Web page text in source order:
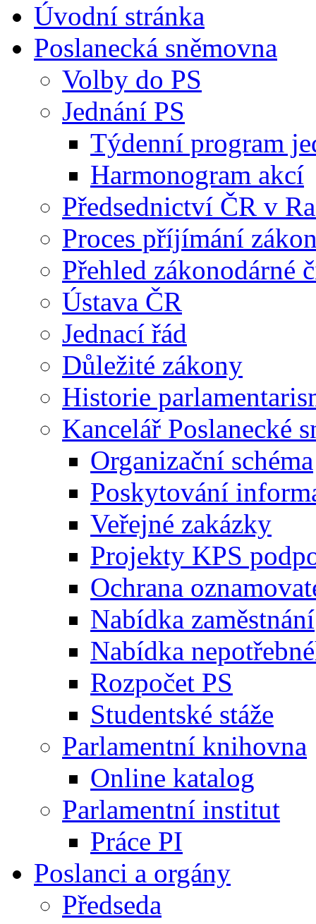
Úvodní stránka
Poslanecká sněmovna
Volby do PS
Jednání PS
Týdenní program
Harmonogram akcí
Předsednictví ČR v
Proces příjímání
Přehled zákonodárné
Ústava ČR
Jednací řád
Důležité zákony
Historie
Kancelář Poslanecké
Organizační schéma
Poskytování
Veřejné zakázky
Projekty KPS
Ochrana
Nabídka zaměstnání
Nabídka
Rozpočet PS
Studentské stáže
Parlamentní knihovna
Online katalog
Parlamentní institut
Práce PI
Poslanci a orgány
Předseda